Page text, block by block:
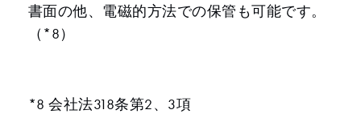
書面の他、電磁的方法での保管も可能です。
（*8）
*8 会社法318条第2、3項